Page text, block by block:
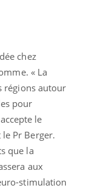
chez
« La
régions autour
pour
le
Pr Berger.
que la
aux
stimulation